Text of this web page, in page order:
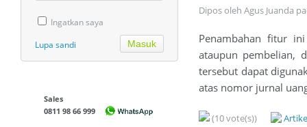
Ingatkan saya
Lupa sandi
Sales
0811 98 66 999
Dipos oleh Agus Juanda
Penambahan fitur
ataupun pembelian,
tersebut dapat
atas nomor jurnal
(10 vote(s))